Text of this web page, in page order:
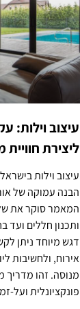
עיצוב וילות:
ליצירת חוויית
עיצוב וילות
הבנה עמוקה של
המאמר סוקר את
ותכנון חללים ועד
דגש מיוחד ניתן
אירוח, ולחשיבות
מנוסה. זהו
פונקציונלית ועל-